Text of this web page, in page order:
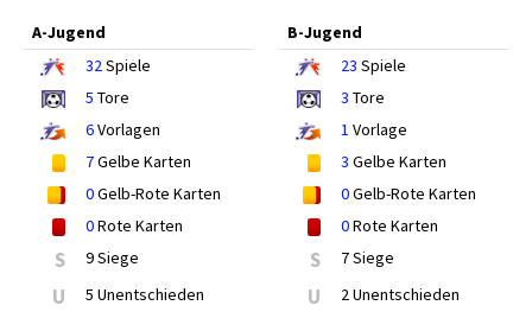
A-Jugend
32Spiele
5 Tore
6Vorlagen
7Gelbe Karten
0Gelb-Rote Karten
0Rote Karten
S 9 Siege
U 5 Unentschieden
B-Jugend
23 Spiele
3 Tore
1 Vorlage
3 Gelbe Karten
0Gelb-Rote Karten
0Rote Karten
S 7 Siege
U 2 Unentschieden